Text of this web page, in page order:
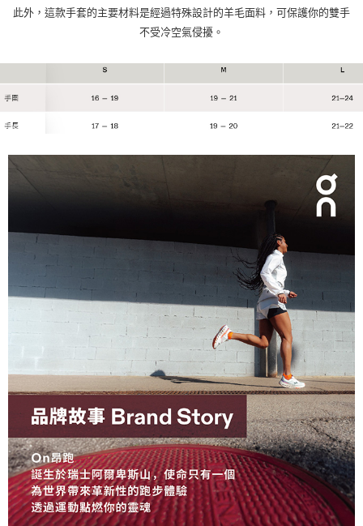
此外，這款手套的主要材料是經過特殊設計的羊毛面料，可保護你的雙手
不受冷空氣侵擾。